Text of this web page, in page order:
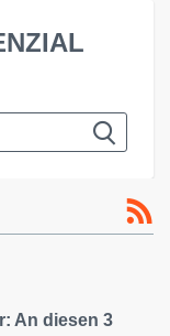
An diesen 3